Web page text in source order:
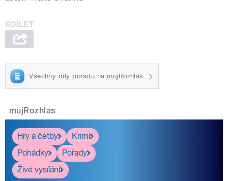
Všechny díly pořadu na mujRozhlas
mujRozhlas
Hry a četby
Krimi
Pohádky
Pořady
Živé vysílání